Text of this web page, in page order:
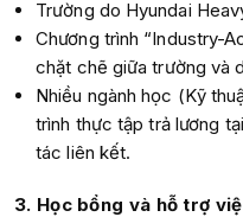
Trường do Hyundai
Chương trình “Industry-
chặt chẽ giữa trường và
Nhiều ngành học (Kỹ
trình thực tập trả lương
tác liên kết.
3. Học bổng và hỗ trợ